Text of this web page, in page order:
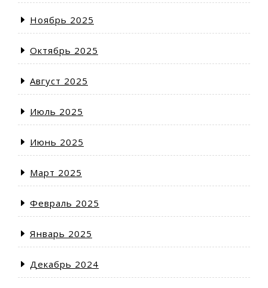
Ноябрь 2025
Октябрь 2025
Август 2025
Июль 2025
Июнь 2025
Март 2025
Февраль 2025
Январь 2025
Декабрь 2024